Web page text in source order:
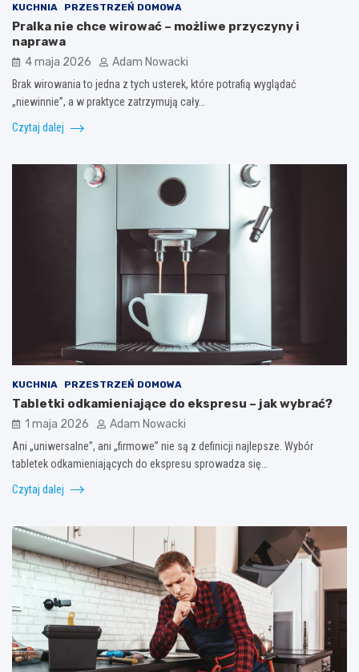
KUCHNIA PRZESTRZEŃ DOMOWA
Pralka nie chce wirować – możliwe przyczyny i
naprawa
4 maja 2026 Adam Nowacki
Brak wirowania to jedna z tych usterek, które potrafią wyglądać
„niewinnie”, a w praktyce zatrzymują cały…
Czytaj dalej
KUCHNIA PRZESTRZEŃ DOMOWA
Tabletki odkamieniające do ekspresu – jak wybrać?
1 maja 2026 Adam Nowacki
Ani „uniwersalne”, ani „firmowe” nie są z definicji najlepsze. Wybór
tabletek odkamieniających do ekspresu sprowadza się…
Czytaj dalej